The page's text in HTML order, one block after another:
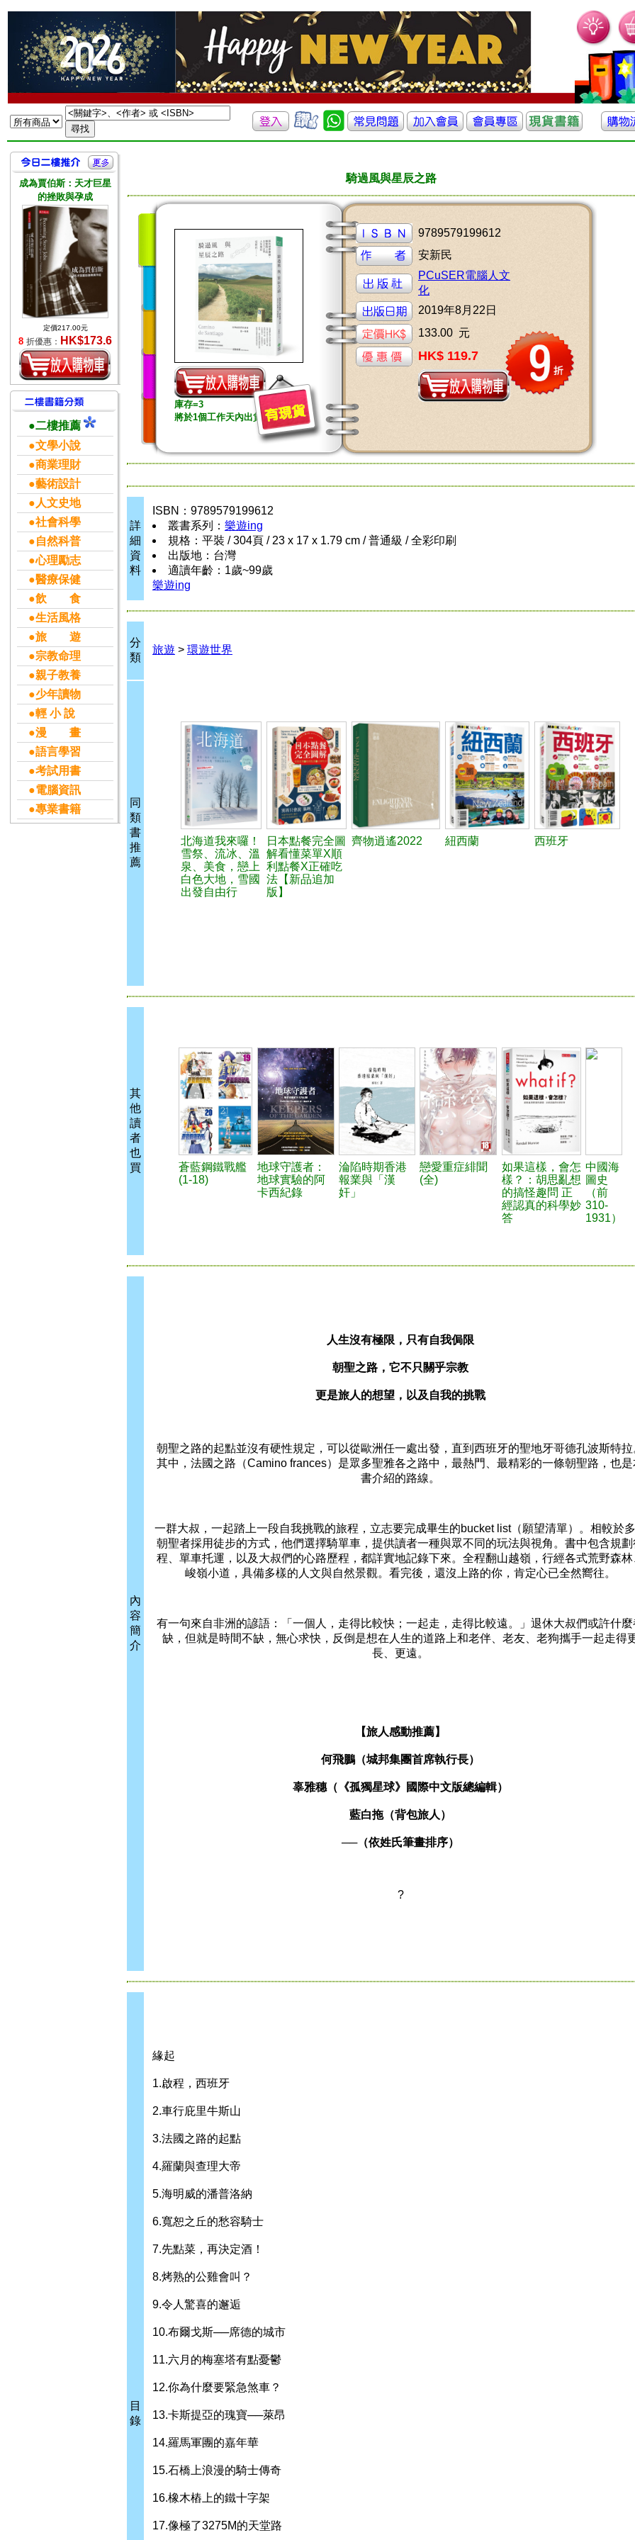
成為賈伯斯：天才巨星
的挫敗與孕成
定價217.00元
8 折優惠： HK$173.6
●二樓推薦
●文學小說
●商業理財
●藝術設計
●人文史地
●社會科學
●自然科普
●心理勵志
●醫療保健
●飲 食
●生活風格
●旅 遊
●宗教命理
●親子教養
●少年讀物
●輕 小 說
●漫 畫
●語言學習
●考試用書
●電腦資訊
●專業書籍
騎過風與星辰之路
庫存=3
將於1個工作天內出貨
9789579199612
安新民
PCuSER電腦人文
化
2019年8月22日
133.00 元
HK$ 119.7
詳
細
資
料
ISBN：9789579199612
叢書系列： 樂遊ing
規格：平裝 / 304頁 / 23 x 17 x 1.79 cm / 普通級 / 全彩印刷
出版地：台灣
適讀年齡：1歲~99歲
樂遊ing
分
類
旅遊 > 環遊世界
同
類
書
推
薦
北海道我來囉！
雪祭、流冰、溫
泉、美食，戀上
白色大地，雪國
出發自由行
日本點餐完全圖
解看懂菜單X順
利點餐X正確吃
法【新品追加
版】
齊物逍遙2022 紐西蘭 西班牙
其
他
讀
者
也
買
蒼藍鋼鐵戰艦
(1-18)
地球守護者：
地球實驗的阿
卡西紀錄
淪陷時期香港
報業與「漢
奸」
戀愛重症緋聞
(全)
如果這樣，會怎
樣？：胡思亂想
的搞怪趣問 正
經認真的科學妙
答
中國海
圖史
（前
310-
1931）
內
容
簡
介
人生沒有極限，只有自我侷限
朝聖之路，它不只關乎宗教
更是旅人的想望，以及自我的挑戰
朝聖之路的起點並沒有硬性規定，可以從歐洲任一處出發，直到西班牙的聖地牙哥德孔波斯特拉
其中，法國之路（Camino frances）是眾多聖雅各之路中，最熱門、最精彩的一條朝聖路，也是
書介紹的路線。
一群大叔，一起踏上一段自我挑戰的旅程，立志要完成畢生的bucket list（願望清單）。相較於
朝聖者採用徒步的方式，他們選擇騎單車，提供讀者一種與眾不同的玩法與視角。書中包含規劃
程、單車托運，以及大叔們的心路歷程，都詳實地記錄下來。全程翻山越嶺，行經各式荒野森林
峻嶺小道，具備多樣的人文與自然景觀。看完後，還沒上路的你，肯定心已全然嚮往。
有一句來自非洲的諺語：「一個人，走得比較快；一起走，走得比較遠。」退休大叔們或許什麼
缺，但就是時間不缺，無心求快，反倒是想在人生的道路上和老伴、老友、老狗攜手一起走得
長、更遠。
【旅人感動推薦】
何飛鵬（城邦集團首席執行長）
辜雅穗（《孤獨星球》國際中文版總編輯）
藍白拖（背包旅人）
──（依姓氏筆畫排序）
?
目
錄
緣起
1.啟程，西班牙
2.車行庇里牛斯山
3.法國之路的起點
4.羅蘭與查理大帝
5.海明威的潘普洛納
6.寬恕之丘的愁容騎士
7.先點菜，再決定酒！
8.烤熟的公雞會叫？
9.令人驚喜的邂逅
10.布爾戈斯──席德的城市
11.六月的梅塞塔有點憂鬱
12.你為什麼要緊急煞車？
13.卡斯提亞的瑰寶──萊昂
14.羅馬軍團的嘉年華
15.石橋上浪漫的騎士傳奇
16.橡木樁上的鐵十字架
17.像極了3275M的天堂路